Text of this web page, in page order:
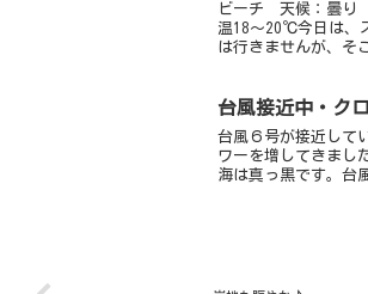
ビーチ 天候：曇
温18～20℃今日は、
は行きませんが、そ
尻フリフリ。カエル
台風接近中・ク
台風６号が接近して
ワーを増してきまし
海は真っ黒です。台